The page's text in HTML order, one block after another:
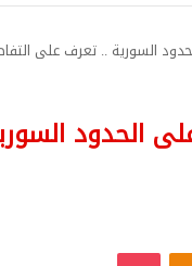
ستنشر منظمومة “إس-400”
Odnoklassniki
‫Pocket